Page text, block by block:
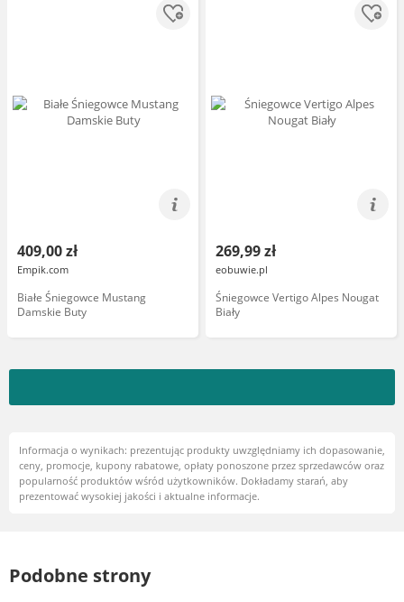
409,00 zł
Empik.com
Białe Śniegowce Mustang
Damskie Buty
269,99 zł
eobuwie.pl
Śniegowce Vertigo Alpes Nougat
Biały
Informacja o wynikach: prezentując produkty uwzględniamy ich dopasowanie,
ceny, promocje, kupony rabatowe, opłaty ponoszone przez sprzedawców oraz
popularność produktów wśród użytkowników. Dokładamy starań, aby
prezentować wysokiej jakości i aktualne informacje.
Podobne strony